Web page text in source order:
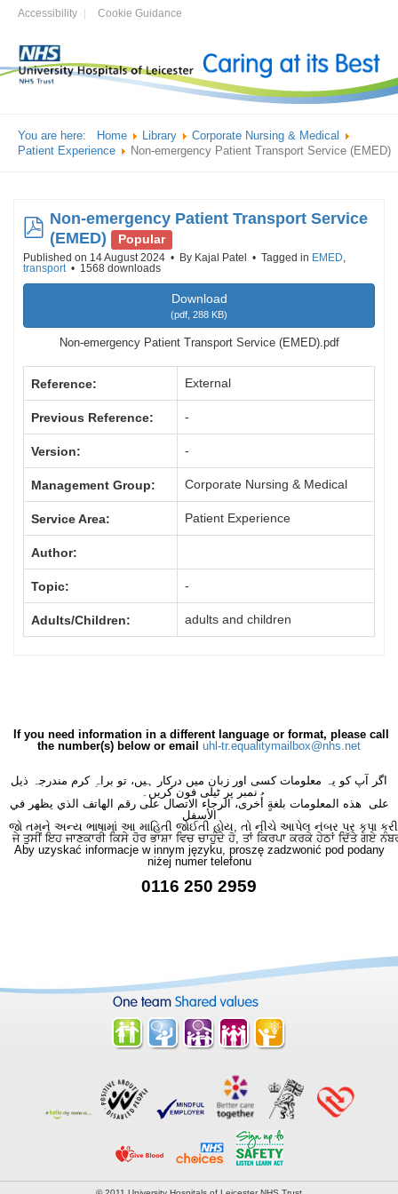
Accessibility Cookie Guidance
You are here: Home Library
Corporate Nursing & Medical
Patient Experience
Non-emergency Patient Transport Service (EMED)
pdf
Non-emergency Patient Transport Service
(EMED)
Popular
Published on 14 August 2024 By Kajal Patel Tagged in EMED,
transport
1568 downloads
Download
(pdf, 288 KB)
Non-emergency Patient Transport Service (EMED).pdf
Reference: External
Previous Reference: -
Version: -
Management Group: Corporate Nursing & Medical
Service Area: Patient Experience
Author:
Topic: -
Adults/Children: adults and children
If you need information in a different language or format, please call
the number(s) below or email uhl-tr.equalitymailbox@nhs.net
اگر آپ کو یہ معلومات کسی اور زبان میں درکار ہیں، تو براہِ کرم مندرجہ ذیل
نمبر پر ٹیلی فون کریں۔
على هذه المعلومات بلغةٍ أُخرى، الرجاء الاتصال على رقم الهاتف الذي يظهر في
الأسفل
જો તમને અન્ય ભાષામાં આ માહિતી જોઈતી હોય, તો નીચે આપેલ નંબર પર કૃપા કરી
ਜੇ ਤੁਸੀਂ ਇਹ ਜਾਣਕਾਰੀ ਕਿਸੇ ਹੋਰ ਭਾਸ਼ਾ ਵਿਚ ਚਾਹੁੰਦੇ ਹੋ, ਤਾਂ ਕਿਰਪਾ ਕਰਕੇ ਹੇਠਾਂ ਦਿੱਤੇ ਗਏ
Aby uzyskać informacje w innym języku, proszę zadzwonić pod podany
niżej numer telefonu
0116 250 2959